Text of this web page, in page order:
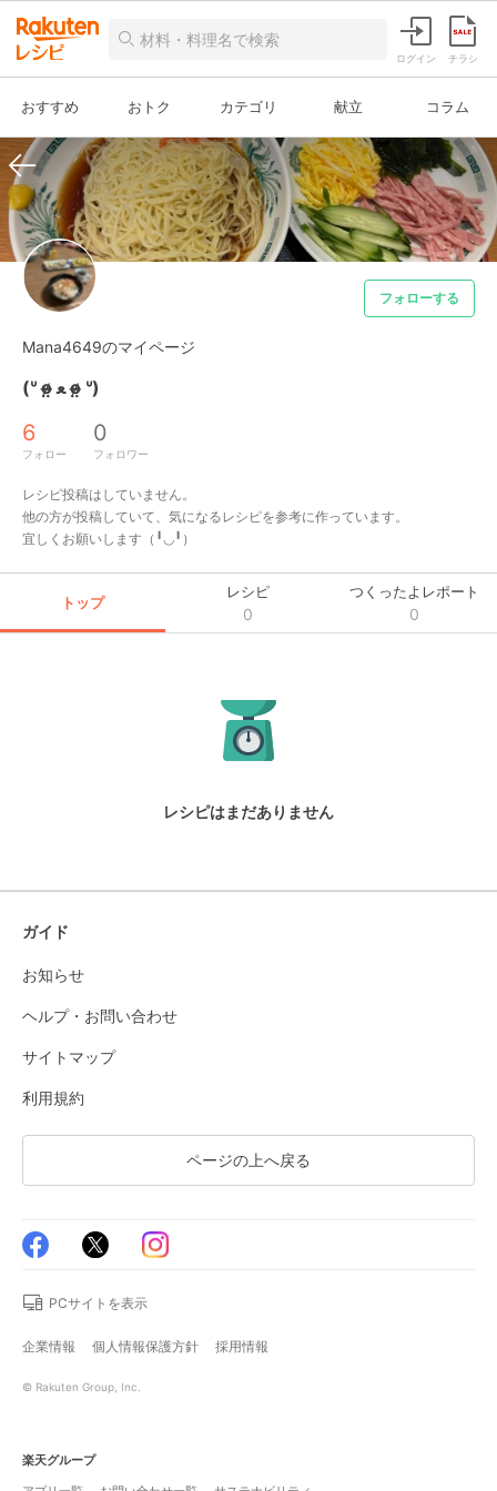
ログイン チラシ
おすすめ おトク カテゴリ 献立 コラム
フォローする
Mana4649のマイページ
(ᐡ o̴̶̷̤ ﻌ o̴̶̷̤ ᐡ)
6
フォロー
0
フォロワー
レシピ投稿はしていません。
他の方が投稿していて、気になるレシピを参考に作っています。
宜しくお願いします（╹◡╹）
トップ
レシピ
0
つくったよレポート
0
レシピはまだありません
ガイド
お知らせ
ヘルプ・お問い合わせ
サイトマップ
利用規約
ページの上へ戻る
PCサイトを表示
企業情報 個人情報保護方針 採用情報
© Rakuten Group, Inc.
楽天グループ